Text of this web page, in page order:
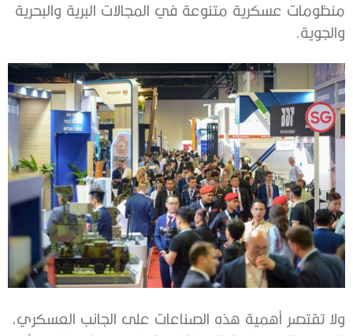
منظومات عسكرية متنوعة في المجالات البرية والبحرية
والجوية.
ولا تقتصر أهمية هذه الصناعات على الجانب العسكري،